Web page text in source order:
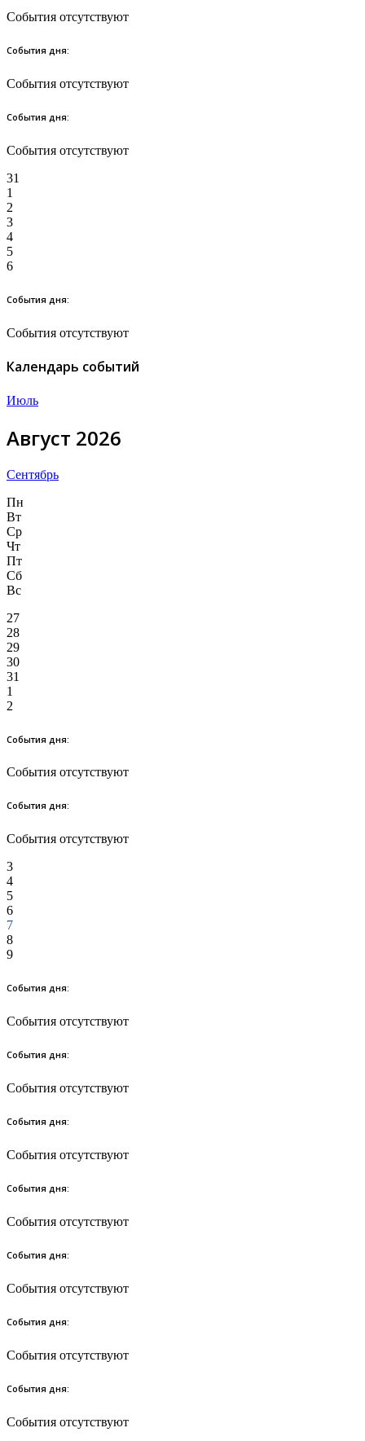
События отсутствуют
События дня:
События отсутствуют
События дня:
События отсутствуют
31
1
2
3
4
5
6
События дня:
События отсутствуют
Календарь событий
Июль
Август 2026
Сентябрь
Пн
Вт
Ср
Чт
Пт
Сб
Вс
27
28
29
30
31
1
2
События дня:
События отсутствуют
События дня:
События отсутствуют
3
4
5
6
7
8
9
События дня:
События отсутствуют
События дня:
События отсутствуют
События дня:
События отсутствуют
События дня:
События отсутствуют
События дня:
События отсутствуют
События дня:
События отсутствуют
События дня:
События отсутствуют